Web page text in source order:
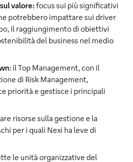
valore: focus sui più significativi
potrebbero impattare sui driver
il raggiungimento di obiettivi
del business nel medio
: il Top Management, con il
di Risk Management,
priorità e gestisce i principali
risorse sulla gestione e la
per i quali Nexi ha leve di
le unità organizzative del